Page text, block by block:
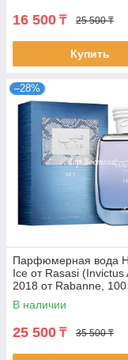
16 500 ₸ 25 500 ₸
Купить
–28%
Парфюмерная вода
Ice от Rasasi (Invictus
2018 от Rabanne,
В наличии
25 500 ₸ 35 500 ₸